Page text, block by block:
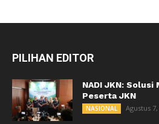
PILIHAN EDITOR
NADI JKN:
Peserta JKN
NASIONAL Agustus 7,